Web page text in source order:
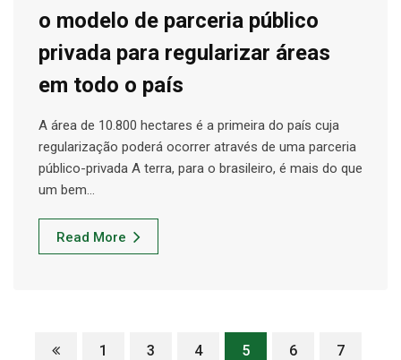
o modelo de parceria público
privada para regularizar áreas
em todo o país
A área de 10.800 hectares é a primeira do país cuja
regularização poderá ocorrer através de uma parceria
público-privada A terra, para o brasileiro, é mais do que
um bem…
Read More
1 3 4 5 6
7